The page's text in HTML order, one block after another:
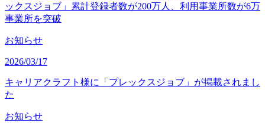
ックスジョブ」累計登録者数が200万人、利用事業所数が6万
事業所を突破
お知らせ
2026/03/17
キャリアクラフト様に「プレックスジョブ」が掲載されまし
た
お知らせ